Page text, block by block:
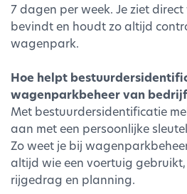
7 dagen per week. Je ziet
bevindt en houdt zo altijd
wagenpark.
Hoe helpt
wagenparkbeheer van
Met bestuurdersidentificatie
aan met een persoonlijke
Zo weet je bij
altijd wie een voertuig
rijgedrag en planning.